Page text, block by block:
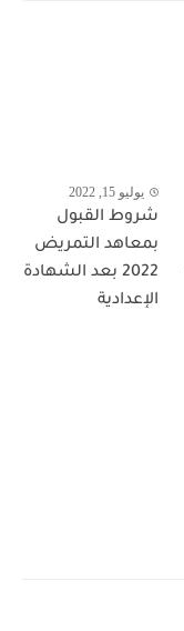
يوليو 15, 2022
شروط القبول
بمعاهد التمريض
2022 بعد الشهادة
الإعدادية